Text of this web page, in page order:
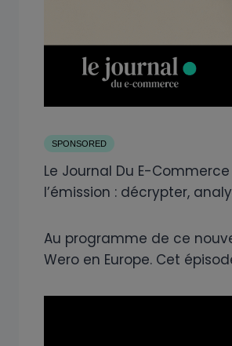
SPONSORED
Le Journal Du E-
l’émission : décrypter,
Au programme de ce
Wero en Europe. Cet